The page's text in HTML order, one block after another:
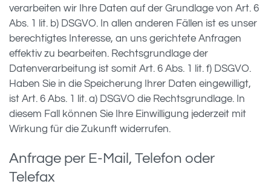
verarbeiten wir Ihre Daten auf der Grundlage von Art. 6
Abs. 1 lit. b) DSGVO. In allen anderen Fällen ist es unser
berechtigtes Interesse, an uns gerichtete Anfragen
effektiv zu bearbeiten. Rechtsgrundlage der
Datenverarbeitung ist somit Art. 6 Abs. 1 lit. f) DSGVO.
Haben Sie in die Speicherung Ihrer Daten eingewilligt,
ist Art. 6 Abs. 1 lit. a) DSGVO die Rechtsgrundlage. In
diesem Fall können Sie Ihre Einwilligung jederzeit mit
Wirkung für die Zukunft widerrufen.
Anfrage per E-Mail, Telefon oder
Telefax